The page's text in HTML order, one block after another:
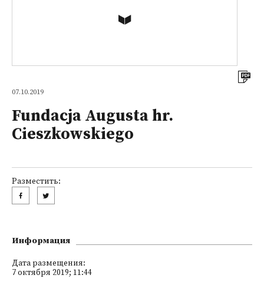
07.10.2019
Fundacja Augusta hr.
Cieszkowskiego
Разместить:
Информация
Дата размещения:
7 октября 2019; 11:44